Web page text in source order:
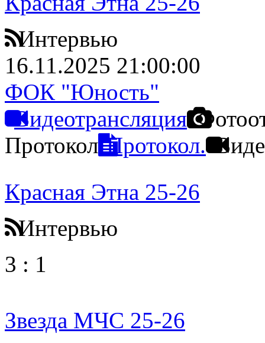
Интервью
16.11.2025 21:00:00
ФОК "Юность"
Видеотрансляция
Протокол Протокол.
Красная Этна 25-26
Интервью
3 : 1
Звезда МЧС 25-26